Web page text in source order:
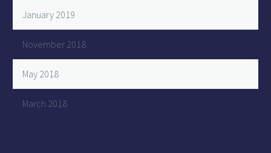
January 2019
November 2018
May 2018
March 2018